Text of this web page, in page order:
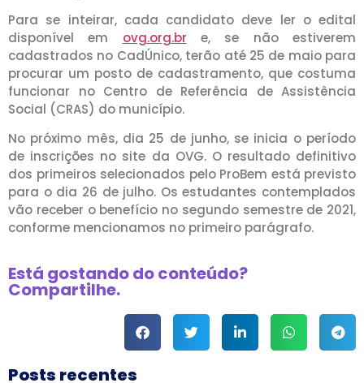
Para se inteirar, cada candidato deve ler o edital
disponível em ovg.org.br e, se não estiverem
cadastrados no CadÚnico, terão até 25 de maio para
procurar um posto de cadastramento, que costuma
funcionar no Centro de Referência de Assistência
Social (CRAS) do município.
No próximo mês, dia 25 de junho, se inicia o período
de inscrições no site da OVG. O resultado definitivo
dos primeiros selecionados pelo ProBem está previsto
para o dia 26 de julho. Os estudantes contemplados
vão receber o benefício no segundo semestre de 2021,
conforme mencionamos no primeiro parágrafo.
Está gostando do conteúdo?
Compartilhe.
Posts recentes